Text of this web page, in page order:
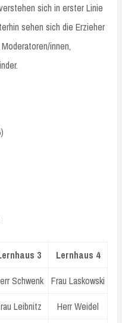
sich in erster Linie
sehen sich die Erzieher
innen,
3
Lernhaus 4
Schwenk
Frau Laskowski
Leibnitz
Herr Weidel